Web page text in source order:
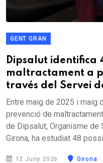
GENT GRAN
Dipsalut identifica
maltractament a
través del Servei
Entre maig de 2025 i maig
prevenció de
de Dipsalut, Organisme de
Girona, ha estudiat 48
12 Juny 2026 Girona